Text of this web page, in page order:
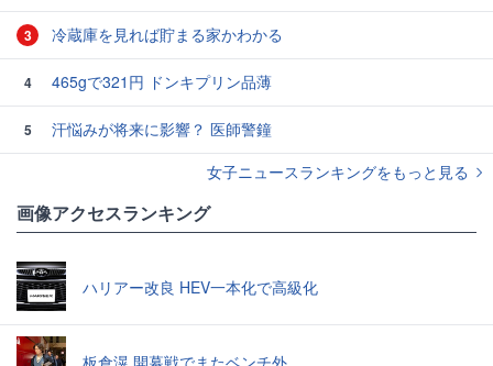
3 冷蔵庫を見れば貯まる家かわかる
4 465gで321円 ドンキプリン品薄
5
汗悩みが将来に影響？ 医師警鐘
女子ニュースランキングをもっと見る
画像アクセスランキング
ハリアー改良 HEV一本化で高級化